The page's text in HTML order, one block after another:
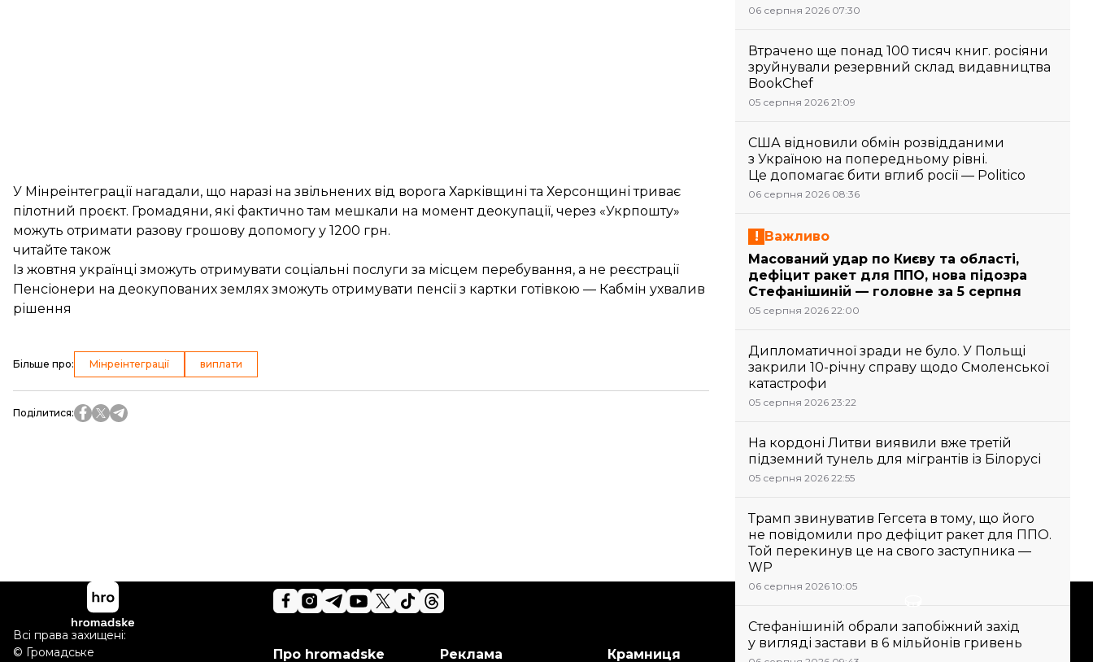
У Мінреінтеграції нагадали, що наразі на звільнених від ворога Харківщині та Херсонщині триває
пілотний проєкт. Громадяни, які фактично там мешкали на момент деокупації, через «Укрпошту»
можуть отримати разову грошову допомогу у 1200 грн.
читайте також
Із жовтня українці зможуть отримувати соціальні послуги за місцем перебування, а не реєстрації
Пенсіонери на деокупованих землях зможуть отримувати пенсії з картки готівкою — Кабмін ухвалив
рішення
Більше про: Мінреінтеграції виплати
Поділитися:
06 серпня 2026 07:30
Втрачено ще понад 100 тисяч книг. росіяни
зруйнували резервний склад видавництва
BookChef
05 серпня 2026 21:09
США відновили обмін розвідданими
з Україною на попередньому рівні.
Це допомагає бити вглиб росії — Politico
06 серпня 2026 08:36
Важливо
Масований удар по Києву та області,
дефіцит ракет для ППО, нова підозра
Стефанішиній — головне за 5 серпня
05 серпня 2026 22:00
Дипломатичної зради не було. У Польщі
закрили 10-річну справу щодо Смоленської
катастрофи
05 серпня 2026 23:22
На кордоні Литви виявили вже третій
підземний тунель для мігрантів із Білорусі
05 серпня 2026 22:55
Трамп звинуватив Гегсета в тому, що його
не повідомили про дефіцит ракет для ППО.
Той перекинув це на свого заступника —
WP
06 серпня 2026 10:05
Стефанішиній обрали запобіжний захід
у вигляді застави в 6 мільйонів гривень
Підтримай hromadske.
Про hromadske Реклама Крамниця
Всі права захищені:
© Громадське